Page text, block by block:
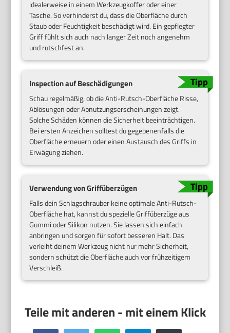
idealerweise in einem Werkzeugkoffer oder einer
Tasche. So verhinderst du, dass die Oberfläche durch
Staub oder Feuchtigkeit beschädigt wird. Ein gepflegter
Griff fühlt sich auch nach langer Zeit noch angenehm
und rutschfest an.
Inspection auf Beschädigungen
Schau regelmäßig, ob die Anti-Rutsch-Oberfläche Risse,
Ablösungen oder Abnutzungserscheinungen zeigt.
Solche Schäden können die Sicherheit beeinträchtigen.
Bei ersten Anzeichen solltest du gegebenenfalls die
Oberfläche erneuern oder einen Austausch des Griffs in
Erwägung ziehen.
Verwendung von Griffüberzügen
Falls dein Schlagschrauber keine optimale Anti-Rutsch-
Oberfläche hat, kannst du spezielle Griffüberzüge aus
Gummi oder Silikon nutzen. Sie lassen sich einfach
anbringen und sorgen für sofort besseren Halt. Das
verleiht deinem Werkzeug nicht nur mehr Sicherheit,
sondern schützt die Oberfläche auch vor frühzeitigem
Verschleiß.